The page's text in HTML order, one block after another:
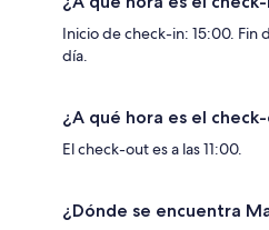
Inicio de check-in: 15:00. Fin
día.
¿A qué hora es el
El check-out es a las 11:00.
¿Dónde se encuentra